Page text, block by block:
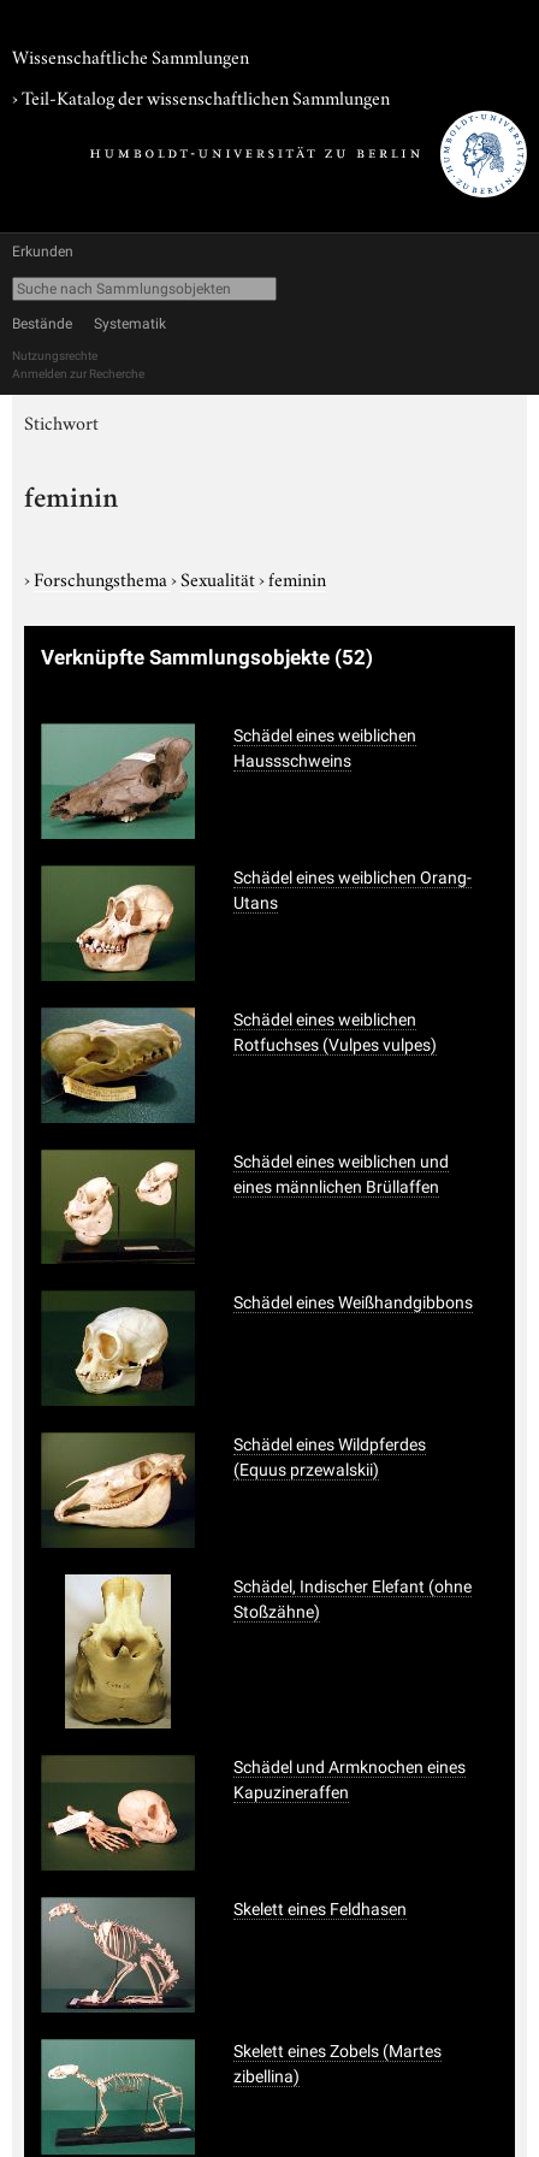
Wissenschaftliche Sammlungen
› Teil-Katalog der wissenschaftlichen Sammlungen
Erkunden
Bestände Systematik
Nutzungsrechte
Anmelden zur Recherche
Stichwort
feminin
›Forschungsthema›Sexualität›feminin
Verknüpfte Sammlungsobjekte (52)
Schädel eines weiblichen
Haussschweins
Schädel eines weiblichen Orang-
Utans
Schädel eines weiblichen
Rotfuchses (Vulpes vulpes)
Schädel eines weiblichen und
eines männlichen Brüllaffen
Schädel eines Weißhandgibbons
Schädel eines Wildpferdes
(Equus przewalskii)
Schädel, Indischer Elefant (ohne
Stoßzähne)
Schädel und Armknochen eines
Kapuzineraffen
Skelett eines Feldhasen
Skelett eines Zobels (Martes
zibellina)